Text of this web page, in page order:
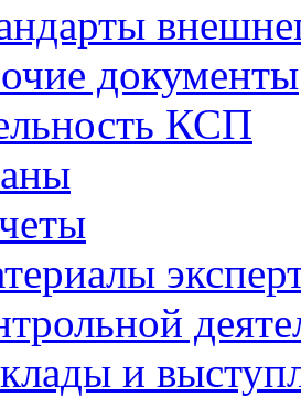
документы
КСП
и